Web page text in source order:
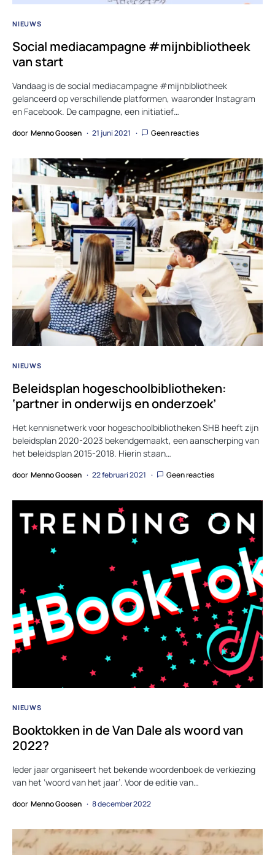
NIEUWS
Social mediacampagne #mijnbibliotheek
van start
Vandaag is de social mediacampagne #mijnbibliotheek
gelanceerd op verschillende platformen, waaronder Instagram
en Facebook. De campagne, een initiatief…
door Menno Goosen 21 juni 2021 Geen reacties
NIEUWS
Beleidsplan hogeschoolbibliotheken:
‘partner in onderwijs en onderzoek’
Het kennisnetwerk voor hogeschoolbibliotheken SHB heeft zijn
beleidsplan 2020-2023 bekendgemaakt, een aanscherping van
het beleidsplan 2015-2018. Hierin staan…
door Menno Goosen 22 februari 2021 Geen reacties
NIEUWS
Booktokken in de Van Dale als woord van
2022?
Ieder jaar organiseert het bekende woordenboek de verkiezing
van het ‘woord van het jaar’. Voor de editie van…
door Menno Goosen 8 december 2022